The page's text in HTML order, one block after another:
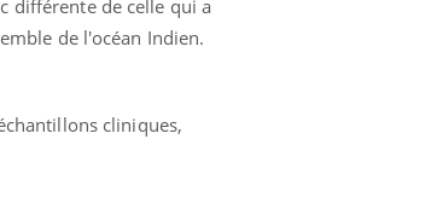
différente de celle qui a
de l'océan Indien.
cliniques,